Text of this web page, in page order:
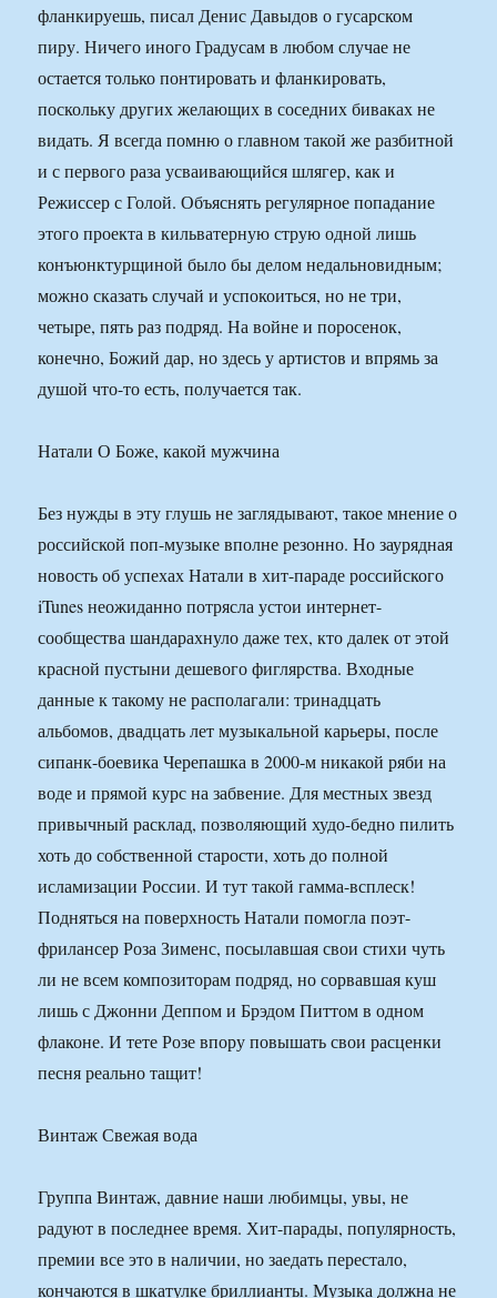
фланкируешь, писал Денис Давыдов о гусарском
пиру. Ничего иного Градусам в любом случае не
остается только понтировать и фланкировать,
поскольку других желающих в соседних биваках не
видать. Я всегда помню о главном такой же разбитной
и с первого раза усваивающийся шлягер, как и
Режиссер с Голой. Объяснять регулярное попадание
этого проекта в кильватерную струю одной лишь
конъюнктурщиной было бы делом недальновидным;
можно сказать случай и успокоиться, но не три,
четыре, пять раз подряд. На войне и поросенок,
конечно, Божий дар, но здесь у артистов и впрямь за
душой что-то есть, получается так.
Натали О Боже, какой мужчина
Без нужды в эту глушь не заглядывают, такое мнение о
российской поп-музыке вполне резонно. Но заурядная
новость об успехах Натали в хит-параде российского
iTunes неожиданно потрясла устои интернет-
сообщества шандарахнуло даже тех, кто далек от этой
красной пустыни дешевого фиглярства. Входные
данные к такому не располагали: тринадцать
альбомов, двадцать лет музыкальной карьеры, после
сипанк-боевика Черепашка в 2000-м никакой ряби на
воде и прямой курс на забвение. Для местных звезд
привычный расклад, позволяющий худо-бедно пилить
хоть до собственной старости, хоть до полной
исламизации России. И тут такой гамма-всплеск!
Подняться на поверхность Натали помогла поэт-
фрилансер Роза Зименс, посылавшая свои стихи чуть
ли не всем композиторам подряд, но сорвавшая куш
лишь с Джонни Деппом и Брэдом Питтом в одном
флаконе. И тете Розе впору повышать свои расценки
песня реально тащит!
Винтаж Свежая вода
Группа Винтаж, давние наши любимцы, увы, не
радуют в последнее время. Хит-парады, популярность,
премии все это в наличии, но заедать перестало,
кончаются в шкатулке бриллианты. Музыка должна не